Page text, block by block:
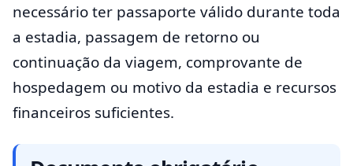
necessário ter passaporte válido durante toda
a estadia, passagem de retorno ou
continuação da viagem, comprovante de
hospedagem ou motivo da estadia e recursos
financeiros suficientes.